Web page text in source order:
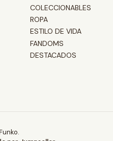
COLECCIONABLES
ROPA
ESTILO DE VIDA
FANDOMS
DESTACADOS